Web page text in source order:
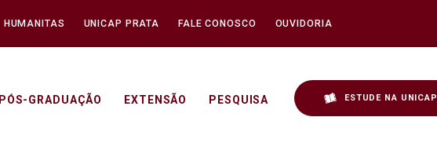
HUMANITAS UNICAP PRATA FALE CONOSCO OUVIDORIA
PÓS-GRADUAÇÃO EXTENSÃO PESQUISA ESTUDE NA UNICAP